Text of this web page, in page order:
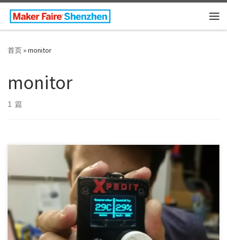
Skip to content
首页»monitor
monitor
1 篇
Project Maker (s): Suhail Panarath Country/Area: […]